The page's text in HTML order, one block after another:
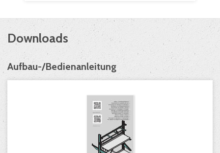
Downloads
Aufbau-/Bedienanleitung